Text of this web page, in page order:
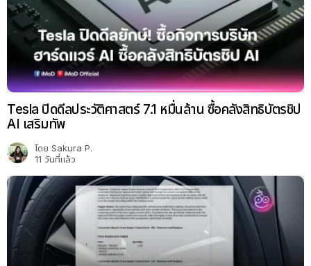
Tesla ปิดดีลประวัติศาสตร์ 7.1 หมื่นล้าน ซื้อคลังสิทธิบัตรชิป
AI เสริมทัพ
โดย Sakura P.
11 วันที่แล้ว